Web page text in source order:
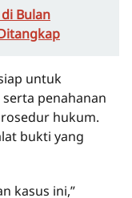
Bulan
untuk
penahanan
hukum.
bukti yang
kasus ini,”